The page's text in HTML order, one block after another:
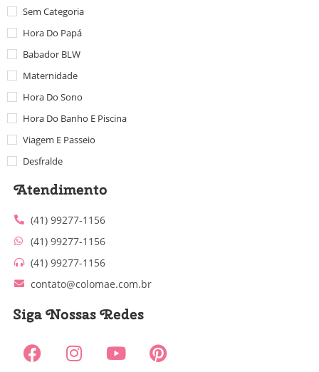
Sem Categoria
Hora Do Papá
Babador BLW
Maternidade
Hora Do Sono
Hora Do Banho E Piscina
Viagem E Passeio
Desfralde
Atendimento
(41) 99277-1156
(41) 99277-1156
(41) 99277-1156
contato@colomae.com.br
Siga Nossas Redes